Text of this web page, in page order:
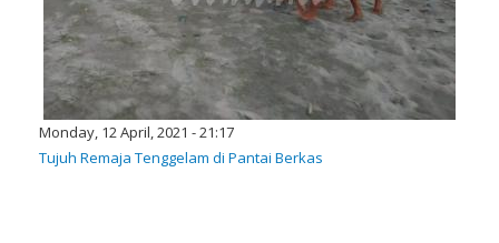
Monday, 12 April, 2021 - 21:17
Tujuh Remaja Tenggelam di Pantai Berkas